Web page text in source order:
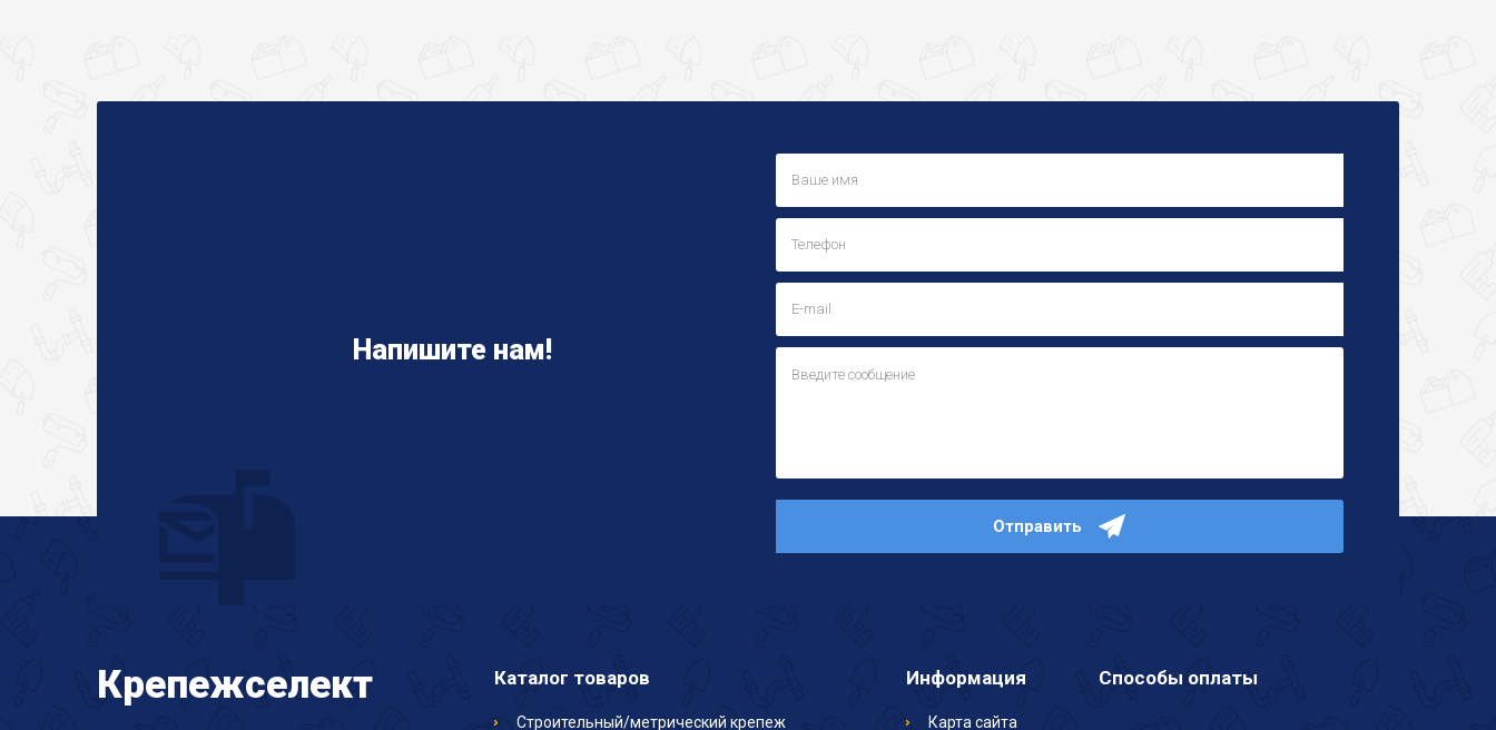
Напишите нам!
Отправить
Крепежселект Каталог товаров
Строительный/метрический крепеж
Информация
Карта сайта
Способы оплаты